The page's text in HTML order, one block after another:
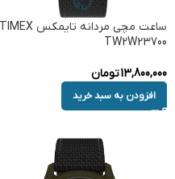
ساعت مچی مردانه تایمکس TIMEX
TW2W23700
13,800,000تومان
افزودن به سبد خرید